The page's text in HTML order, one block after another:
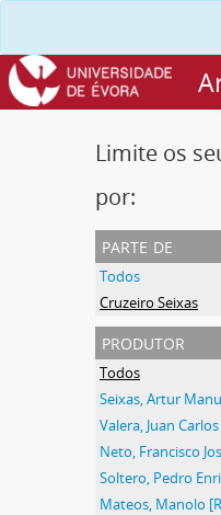
Limite os
por:
parte de
Todos
Cruzeiro Seixas
produtor
Todos
Valera, Juan Carlos
Neto, Francisco
Soltero, Pedro
Mateos, Manolo